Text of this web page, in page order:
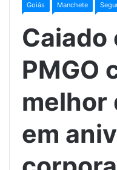
Goiás Manchete
Caiado
PMGO
melhor
em